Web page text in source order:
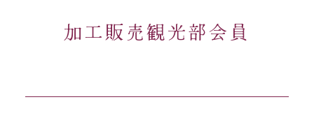
加工販売観光部会員